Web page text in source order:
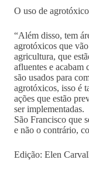
O uso de
“Além disso, tem
agrotóxicos que
agricultura, que
afluentes e acabam
são usados para
agrotóxicos, isso é
ações que estão
ser
São Francisco que
e não o contrário,
Edição: Elen